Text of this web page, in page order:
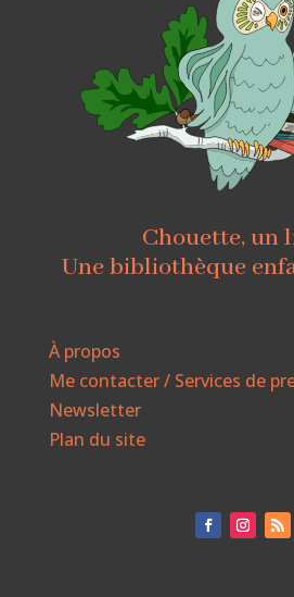
Chouette, un
Une bibliothèque
À propos
Me contacter / Services de
Newsletter
Plan du site